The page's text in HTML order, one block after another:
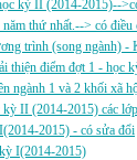
kỳ II (2014-2015)--
thứ nhất.--> có điều
trình (song ngành) -
thiện điểm đợt 1 - học
ngành 1 và 2 khối xã
II (2014-2015) các
2015) - có sửa đổi
I(2014-2015)